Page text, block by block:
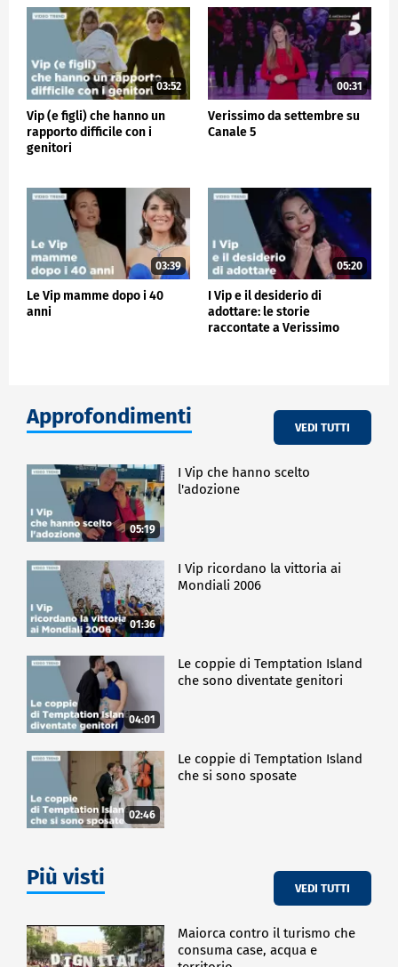
03:52
Vip (e figli) che hanno un
rapporto difficile con i
genitori
00:31
Verissimo da settembre su
Canale 5
03:39
Le Vip mamme dopo i 40
anni
05:20
I Vip e il desiderio di
adottare: le storie
raccontate a Verissimo
Approfondimenti VEDI TUTTI
05:19
I Vip che hanno scelto
l'adozione
01:36
I Vip ricordano la vittoria ai
Mondiali 2006
04:01
Le coppie di Temptation Island
che sono diventate genitori
02:46
Le coppie di Temptation Island
che si sono sposate
Più visti VEDI TUTTI
Maiorca contro il turismo che
consuma case, acqua e